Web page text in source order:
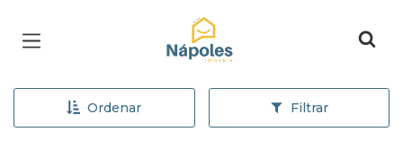
Página inicial
Ordenar Filtrar